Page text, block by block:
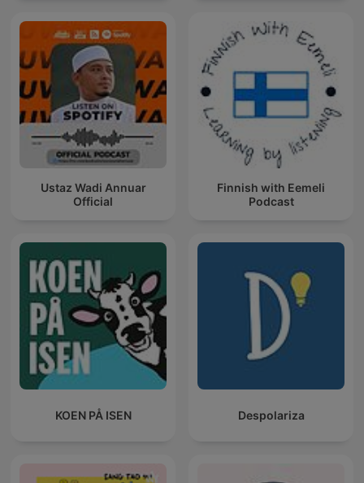
Ustaz Wadi Annuar
Official
Finnish with Eemeli
Podcast
KOEN PÅ ISEN Despolariza